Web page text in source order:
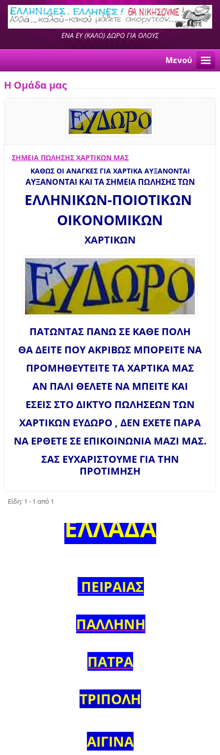
ΕΝΑ ΕΥ (ΚΑΛΟ) ΔΩΡΟ ΓΙΑ ΟΛΟΥΣ
Μενού
Η Ομάδα μας
ΣΗΜΕΙΑ ΠΩΛΗΣΗΣ ΧΑΡΤΙΚΩΝ ΜΑΣ
ΚΑΘΩΣ ΟΙ ΑΝΑΓΚΕΣ ΓΙΑ ΧΑΡΤΙΚΑ ΑΥΞΑΝΟΝΤΑΙ
ΑΥΞΑΝΟΝΤΑΙ ΚΑΙ ΤΑ ΣΗΜΕΙΑ ΠΩΛΗΣΗΣ ΤΩΝ
ΕΛΛΗΝΙΚΩΝ-ΠΟΙΟΤΙΚΩΝ
ΟΙΚΟΝΟΜΙΚΩΝ
ΧΑΡΤΙΚΩΝ
ΠΑΤΩΝΤΑΣ ΠΑΝΩ ΣΕ ΚΑΘΕ ΠΟΛΗ
ΘΑ ΔΕΙΤΕ ΠΟΥ ΑΚΡΙΒΩΣ ΜΠΟΡΕΙΤΕ ΝΑ
ΠΡΟΜΗΘΕΥΤΕΙΤΕ ΤΑ ΧΑΡΤΙΚΑ ΜΑΣ
ΑΝ ΠΑΛΙ ΘΕΛΕΤΕ ΝΑ ΜΠΕΙΤΕ ΚΑΙ
ΕΣΕΙΣ ΣΤΟ ΔΙΚΤΥΟ ΠΩΛΗΣΕΩΝ ΤΩΝ
ΧΑΡΤΙΚΩΝ ΕΥΔΩΡΟ , ΔΕΝ ΕΧΕΤΕ ΠΑΡΑ
ΝΑ ΕΡΘΕΤΕ ΣΕ ΕΠΙΚΟΙΝΩΝΙΑ ΜΑΖΙ ΜΑΣ.
ΣΑΣ ΕΥΧΑΡΙΣΤΟΥΜΕ ΓΙΑ ΤΗΝ
ΠΡΟΤΙΜΗΣΗ
Είδη: 1 - 1 από 1
ΕΛΛΑΔΑ
ΠΕΙΡΑΙΑΣ
ΠΑΛΛΗΝΗ
ΠΑΤΡΑ
ΤΡΙΠΟΛΗ
ΑΙΓΙΝΑ